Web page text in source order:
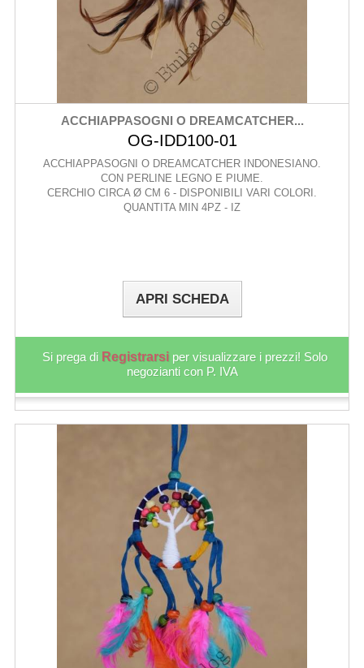
ACCHIAPPASOGNI O DREAMCATCHER...
OG-IDD100-01
ACCHIAPPASOGNI O DREAMCATCHER INDONESIANO.
CON PERLINE LEGNO E PIUME.
CERCHIO CIRCA Ø CM 6 - DISPONIBILI VARI COLORI.
QUANTITA MIN 4PZ - IZ
APRI SCHEDA
Si prega di Registrarsi per visualizzare i prezzi! Solo
negozianti con P. IVA